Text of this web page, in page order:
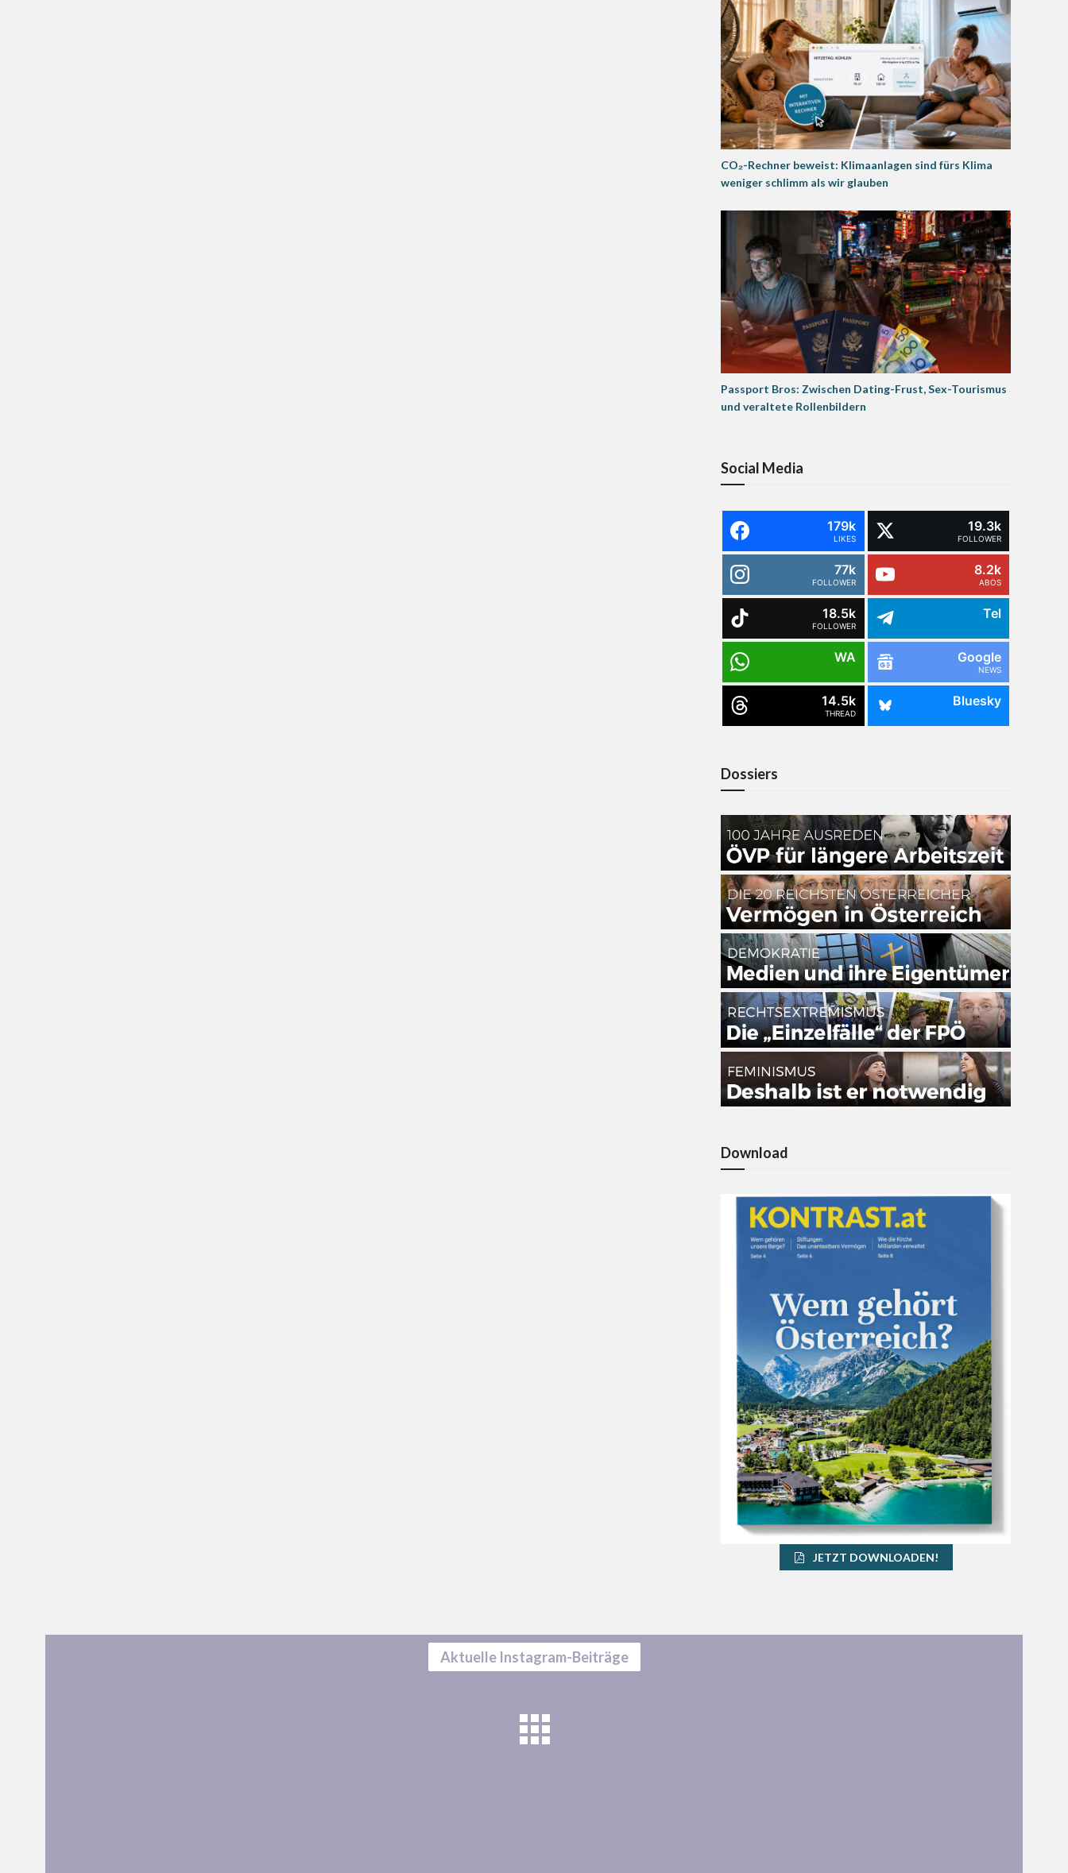
CO₂-Rechner beweist: Klimaanlagen sind fürs Klima
weniger schlimm als wir glauben
Passport Bros: Zwischen Dating-Frust, Sex-Tourismus
und veraltete Rollenbildern
Social Media
179k
LIKES
19.3k
FOLLOWER
77k
FOLLOWER
8.2k
ABOS
18.5k
FOLLOWER
Tel
WA Google
NEWS
14.5k
THREAD
Bluesky
Dossiers
Download
JETZT DOWNLOADEN!
Aktuelle Instagram-Beiträge